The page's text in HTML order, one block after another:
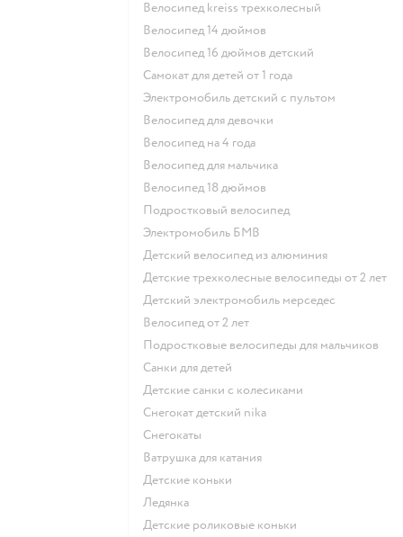
Велосипед kreiss трехколесный
Велосипед 14 дюймов
Велосипед 16 дюймов детский
Самокат для детей от 1 года
Электромобиль детский с пультом
Велосипед для девочки
Велосипед на 4 года
Велосипед для мальчика
Велосипед 18 дюймов
Подростковый велосипед
Электромобиль БМВ
Детский велосипед из алюминия
Детские трехколесные велосипеды от 2 лет
Детский электромобиль мерседес
Велосипед от 2 лет
Подростковые велосипеды для мальчиков
Санки для детей
Детские санки с колесиками
Снегокат детский nika
Снегокаты
Ватрушка для катания
Детские коньки
Ледянка
Детские роликовые коньки